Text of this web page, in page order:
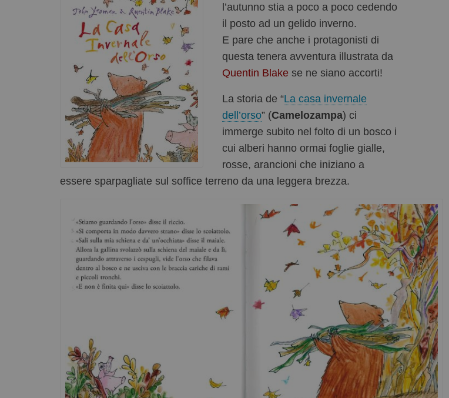
l’autunno stia a poco a poco cedendo
il posto ad un gelido inverno.
E pare che anche i protagonisti di
questa tenera avventura illustrata da
Quentin Blake se ne siano accorti!
La storia de “La casa invernale
dell’orso” (Camelozampa) ci
immerge subito nel folto di un bosco i
cui alberi hanno ormai foglie gialle,
rosse, arancioni che iniziano a
essere sparpagliate sul soffice terreno da una leggera brezza.